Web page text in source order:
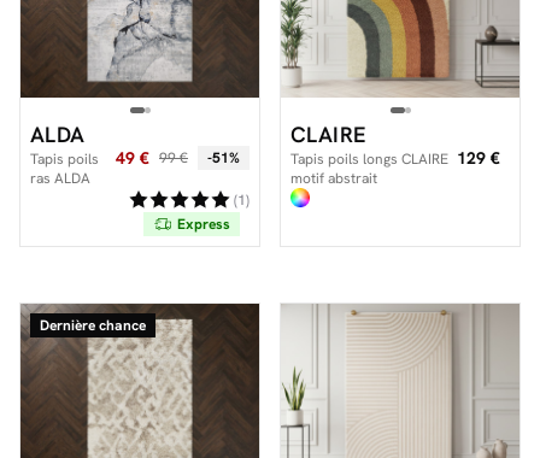
ALDA
Tapis poils
ras ALDA
49 € 99 € -51%
(1)
Express
CLAIRE
Tapis poils longs CLAIRE
motif abstrait
129 €
Dernière chance